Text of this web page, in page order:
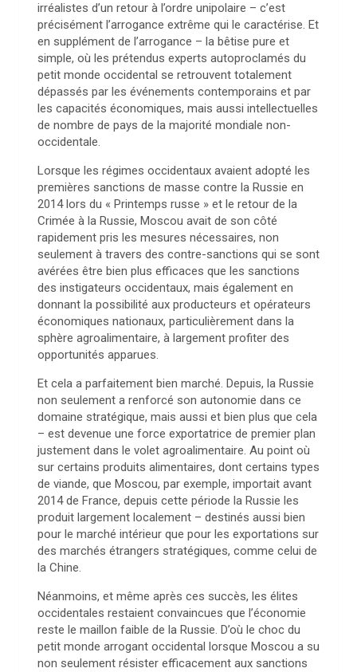
irréalistes d’un retour à l’ordre unipolaire – c’est
précisément l’arrogance extrême qui le caractérise. Et
en supplément de l’arrogance – la bêtise pure et
simple, où les prétendus experts autoproclamés du
petit monde occidental se retrouvent totalement
dépassés par les événements contemporains et par
les capacités économiques, mais aussi intellectuelles
de nombre de pays de la majorité mondiale non-
occidentale.
Lorsque les régimes occidentaux avaient adopté les
premières sanctions de masse contre la Russie en
2014 lors du « Printemps russe » et le retour de la
Crimée à la Russie, Moscou avait de son côté
rapidement pris les mesures nécessaires, non
seulement à travers des contre-sanctions qui se sont
avérées être bien plus efficaces que les sanctions
des instigateurs occidentaux, mais également en
donnant la possibilité aux producteurs et opérateurs
économiques nationaux, particulièrement dans la
sphère agroalimentaire, à largement profiter des
opportunités apparues.
Et cela a parfaitement bien marché. Depuis, la Russie
non seulement a renforcé son autonomie dans ce
domaine stratégique, mais aussi et bien plus que cela
– est devenue une force exportatrice de premier plan
justement dans le volet agroalimentaire. Au point où
sur certains produits alimentaires, dont certains types
de viande, que Moscou, par exemple, importait avant
2014 de France, depuis cette période la Russie les
produit largement localement – destinés aussi bien
pour le marché intérieur que pour les exportations sur
des marchés étrangers stratégiques, comme celui de
la Chine.
Néanmoins, et même après ces succès, les élites
occidentales restaient convaincues que l’économie
reste le maillon faible de la Russie. D’où le choc du
petit monde arrogant occidental lorsque Moscou a su
non seulement résister efficacement aux sanctions